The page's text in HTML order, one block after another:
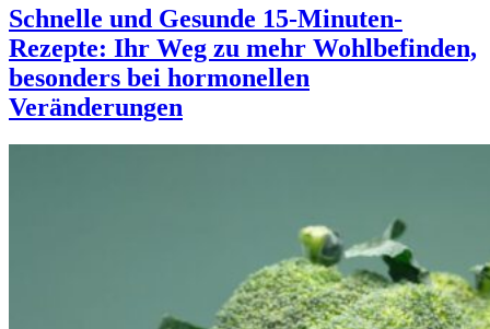
Schnelle und Gesunde 15-Minuten-
Rezepte: Ihr Weg zu mehr Wohlbefinden,
besonders bei hormonellen
Veränderungen